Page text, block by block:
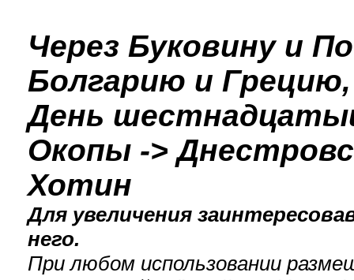
Через Буковину и
Болгарию и
День
Окопы ->
Хотин
Для увеличения
него.
При любом использовании